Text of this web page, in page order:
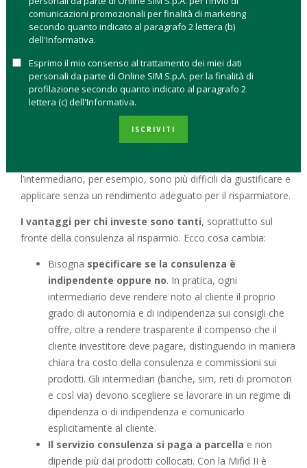
2014/65/Ue, la cosiddetta Mifid II. Per fare le loro
considerazioni gli intermediati hanno tempo fino al 21 agosto.
Cosa cambia per chi investe?
dalla direttiva Mifid II, da gennaio 2018 i servizi offerti dagli
intermediari devono puntare su una maggiore
personalizzazione, offrendopiù informazioni sui costi e
sulla costruzione dei prodotti, soprattutto se sono
complicati, anche grazie all’introduzione di nuovi prospetti
La direttiva punta tutto sulla trasparenza
l’intermediario, per esempio, sono più difficili da giustificare e
applicare senza un rendimento adeguato per il risparmiatore.
I vantaggi per chi investe sono tanti, soprattutto sul
fronte della consulenza al risparmio. Ecco cosa cambia:
Bisogna specificare se la consulenza è
indipendente oppure no. In pratica, ogni
intermediario deve rendere noto al cliente il proprio
grado di autonomia e di indipendenza sui consigli che
offre, oltre a rendere trasparente il compenso che il
cliente investitore deve pagare, distinguendo in maniera
chiara tra costo della consulenza e commissioni sui
prodotti. Gli intermediari (banche, sim, reti di promotori
e così via) devono scegliere se lavorare in un regime di
dipendenza o di indipendenza e comunicarlo
esplicitamente al cliente.
Il servizio consulenza si paga a parcella e non
dipende più dai prodotti collocati. Con la Mifid II è
comunicazioni promozionali per finalità di marketing
secondo quanto indicato al paragrafo 2 lettera (b)
dell'Informativa.
Esprimo il mio consenso al trattamento dei miei dati
personali da parte di Online SIM S.p.A. per la finalità di
profilazione secondo quanto indicato al paragrafo 2
lettera (c) dell'Informativa.
ISCRIVITI